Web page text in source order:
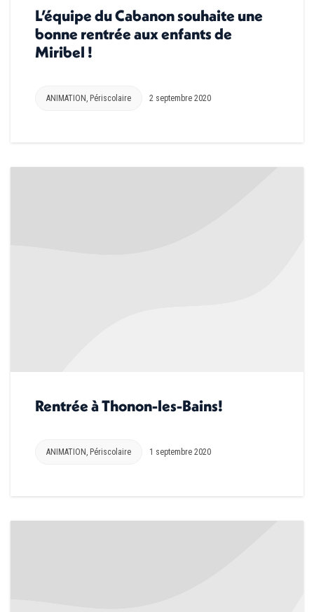
L’équipe du Cabanon souhaite une
bonne rentrée aux enfants de
Miribel !
ANIMATION Périscolaire 2 septembre 2020
Rentrée à Thonon-les-Bains!
ANIMATION , Périscolaire 1 septembre 2020